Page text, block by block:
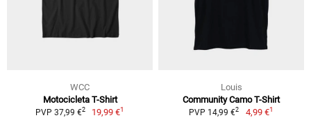
WCC
Motocicleta T-Shirt
PVP 37,99 €2 19,99 €1
Louis
Community Camo T-Shirt
PVP 14,99 €2 4,99 €1